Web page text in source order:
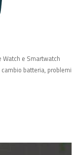
e Smartwatch
batteria, problemi